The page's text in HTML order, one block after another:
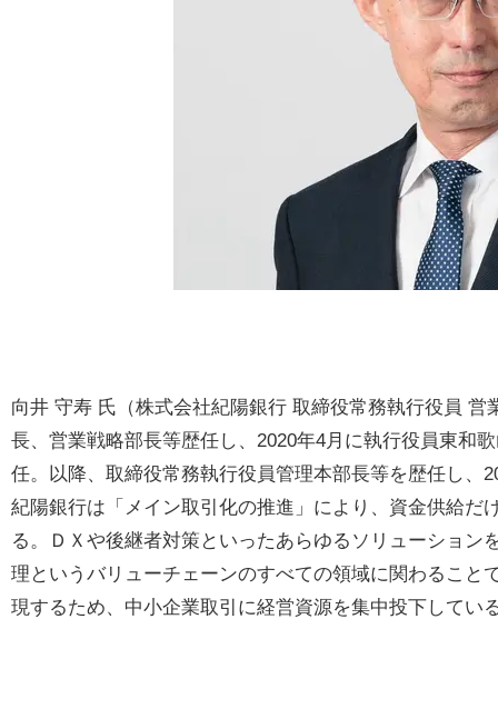
向井 守寿 氏（株式会社紀陽銀行 取締役常務執行役員
長、営業戦略部長等歴任し、2020年4月に執行役員東和
任。以降、取締役常務執行役員管理本部長等を歴任し、
紀陽銀行は「メイン取引化の推進」により、資金供給だ
る。ＤＸや後継者対策といったあらゆるソリューショ
理というバリューチェーンのすべての領域に関わること
現するため、中小企業取引に経営資源を集中投下してい